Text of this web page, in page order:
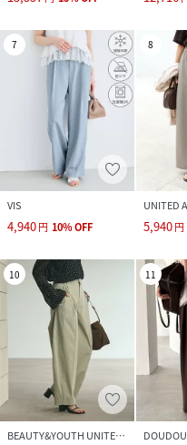
7
VIS
4,940円 10%OFF
8
5,940円
10
BEAUTY&YOUTH UNITED ARROWS
11
DOUDOU